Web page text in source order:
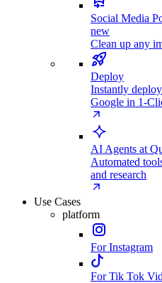
Social Media
new
Clean up any
Deploy
Instantly
Google in 1-
AI Agents at
Automated
and research
Use Cases
platform
For Instagram
For Tik Tok